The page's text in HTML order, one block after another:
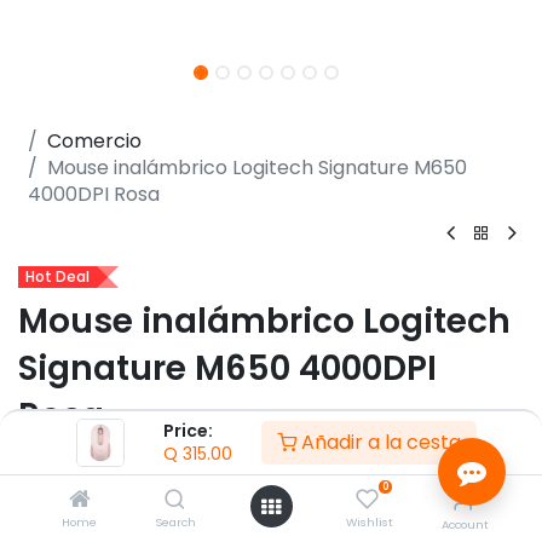
Price:
Q 315.00 Añadir a la cesta
Home Search
0
Wishlist Account
Comercio
Mouse inalámbrico Logitech Signature M650
4000DPI Rosa
Hot Deal
Mouse inalámbrico Logitech
Signature M650 4000DPI
Rosa
(0 reseña)
- Color rosa
- Diseño ergonómico para mano grande